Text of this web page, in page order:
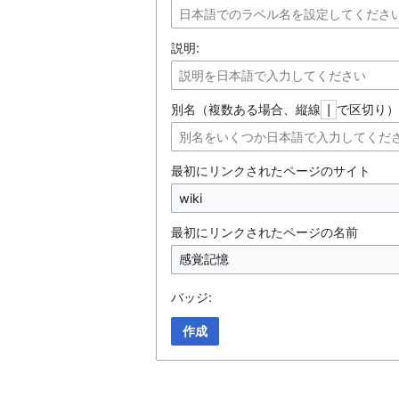
説明:
別名（複数ある場合、縦線 で区切り
最初にリンクされたページのサイト
最初にリンクされたページの名前
バッジ:
作成